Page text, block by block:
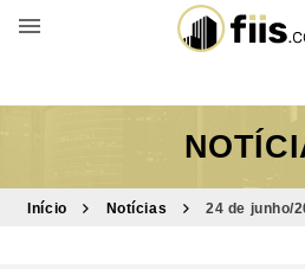
BUSCAR POR FUNDO
Início Notícias
24 de junho/